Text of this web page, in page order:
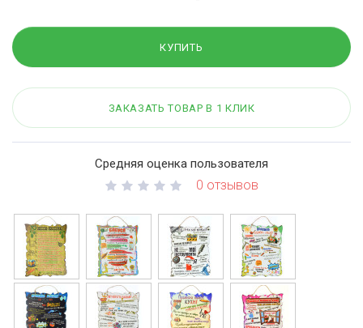
КУПИТЬ
ЗАКАЗАТЬ ТОВАР В 1 КЛИК
Средняя оценка пользователя
0 отзывов